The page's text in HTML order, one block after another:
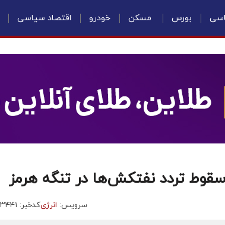
بورس مسکن خودرو اقتصاد سیاسی
سقوط تردد نفتکش‌ها در تنگه هرمز
سرویس: انرژیکدخبر: ۷۷۳۴۴۱